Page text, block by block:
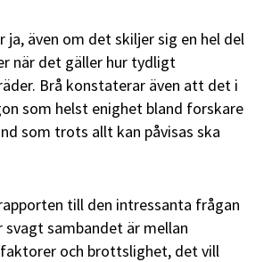
ja, även om det skiljer sig en hel del
när det gäller hur tydligt
Brå konstaterar även att det i
som helst enighet bland forskare
som trots allt kan påvisas ska
till den intressanta frågan
sambandet är mellan
och brottslighet, det vill